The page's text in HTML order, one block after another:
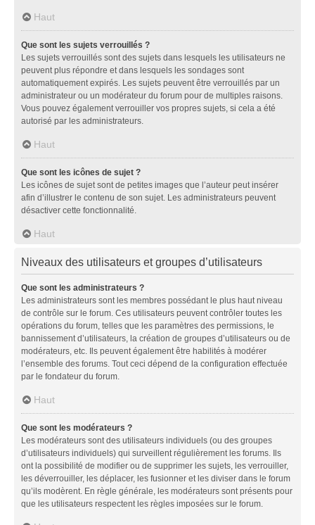
Haut
Que sont les sujets verrouillés ?
Les sujets verrouillés sont des sujets dans lesquels les utilisateurs ne
peuvent plus répondre et dans lesquels les sondages sont
automatiquement expirés. Les sujets peuvent être verrouillés par un
administrateur ou un modérateur du forum pour de multiples raisons.
Vous pouvez également verrouiller vos propres sujets, si cela a été
autorisé par les administrateurs.
Haut
Que sont les icônes de sujet ?
Les icônes de sujet sont de petites images que l’auteur peut insérer
afin d’illustrer le contenu de son sujet. Les administrateurs peuvent
désactiver cette fonctionnalité.
Haut
Niveaux des utilisateurs et groupes d’utilisateurs
Que sont les administrateurs ?
Les administrateurs sont les membres possédant le plus haut niveau
de contrôle sur le forum. Ces utilisateurs peuvent contrôler toutes les
opérations du forum, telles que les paramètres des permissions, le
bannissement d’utilisateurs, la création de groupes d’utilisateurs ou de
modérateurs, etc. Ils peuvent également être habilités à modérer
l’ensemble des forums. Tout ceci dépend de la configuration effectuée
par le fondateur du forum.
Haut
Que sont les modérateurs ?
Les modérateurs sont des utilisateurs individuels (ou des groupes
d’utilisateurs individuels) qui surveillent régulièrement les forums. Ils
ont la possibilité de modifier ou de supprimer les sujets, les verrouiller,
les déverrouiller, les déplacer, les fusionner et les diviser dans le forum
qu’ils modèrent. En règle générale, les modérateurs sont présents pour
que les utilisateurs respectent les règles imposées sur le forum.